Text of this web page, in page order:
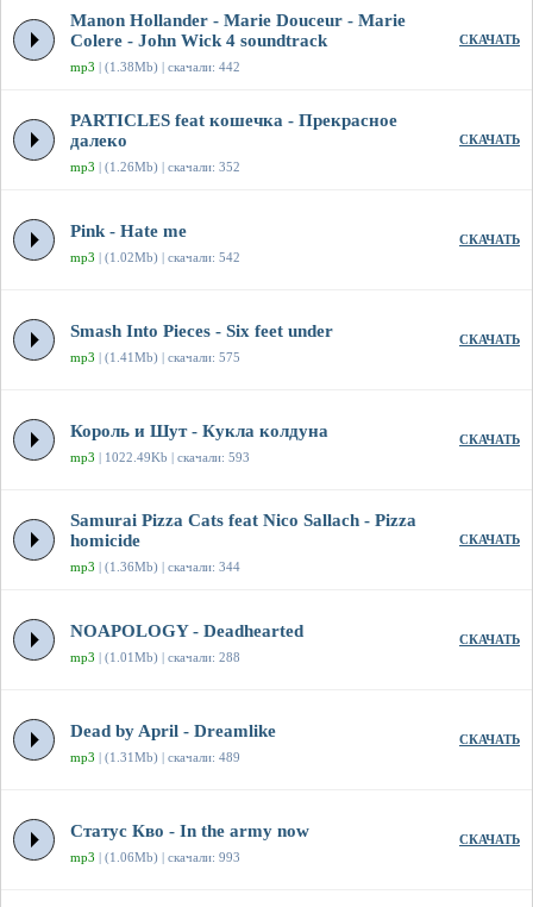
Manon Hollander - Marie Douceur - Marie
Colere - John Wick 4 soundtrack
mp3 | (1.38Mb) | скачали: 442
СКАЧАТЬ
PARTICLES feat кошечка - Прекрасное
далеко
mp3 | (1.26Mb) | скачали: 352
СКАЧАТЬ
Pink - Hate me
mp3 | (1.02Mb) | скачали: 542
СКАЧАТЬ
Smash Into Pieces - Six feet under
mp3 | (1.41Mb) | скачали: 575
СКАЧАТЬ
Король и Шут - Кукла колдуна
mp3 | 1022.49Kb | скачали: 593
СКАЧАТЬ
Samurai Pizza Cats feat Nico Sallach - Pizza
homicide
mp3 | (1.36Mb) | скачали: 344
СКАЧАТЬ
NOAPOLOGY - Deadhearted
mp3 | (1.01Mb) | скачали: 288
СКАЧАТЬ
Dead by April - Dreamlike
mp3 | (1.31Mb) | скачали: 489
СКАЧАТЬ
Статус Кво - In the army now
mp3 | (1.06Mb) | скачали: 993
СКАЧАТЬ